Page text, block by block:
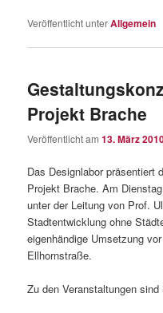
Veröffentlicht unterAllgemein
Projekt Brache
Veröffentlicht am13. März
Das Designlabor präsentiert
Projekt Brache. Am
unter der Leitung von Prof.
Stadtentwicklung ohne
eigenhändige Umsetzung
Ellhornstraße.
Zu den Veranstaltungen